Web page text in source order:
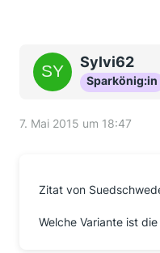
Sylvi62
Sparkönig:in
7. Mai 2015 um 18:47
Zitat von
Welche Variante ist